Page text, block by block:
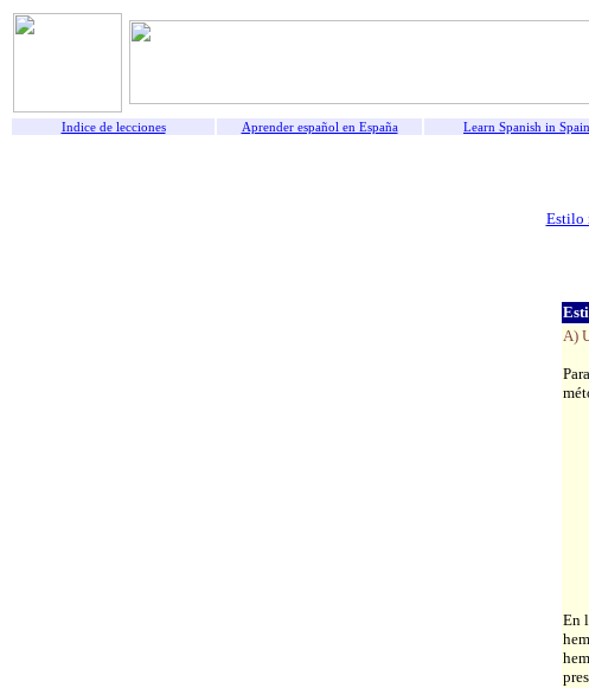
Indice de lecciones Aprender español en España Learn Spanish in Spain
Estilo
A)
En